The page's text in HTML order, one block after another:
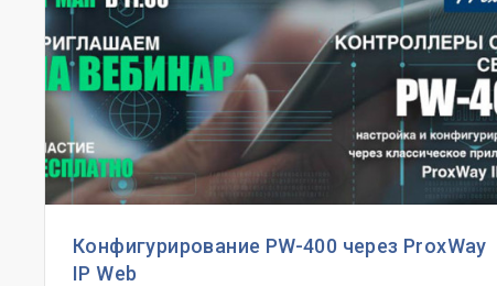
Конфигурирование PW-400 через ProxWay
IP Web